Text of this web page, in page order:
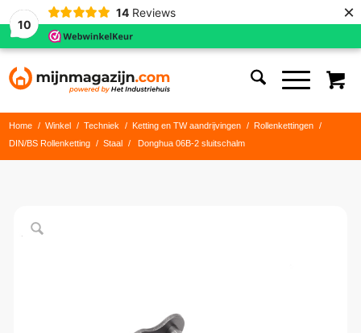
10
14 Reviews ×
Home / Winkel / Techniek / Ketting en TW aandrijvingen / Rollenkettingen
/
DIN/BS Rollenketting
/ Staal / Donghua 06B-2 sluitschalm